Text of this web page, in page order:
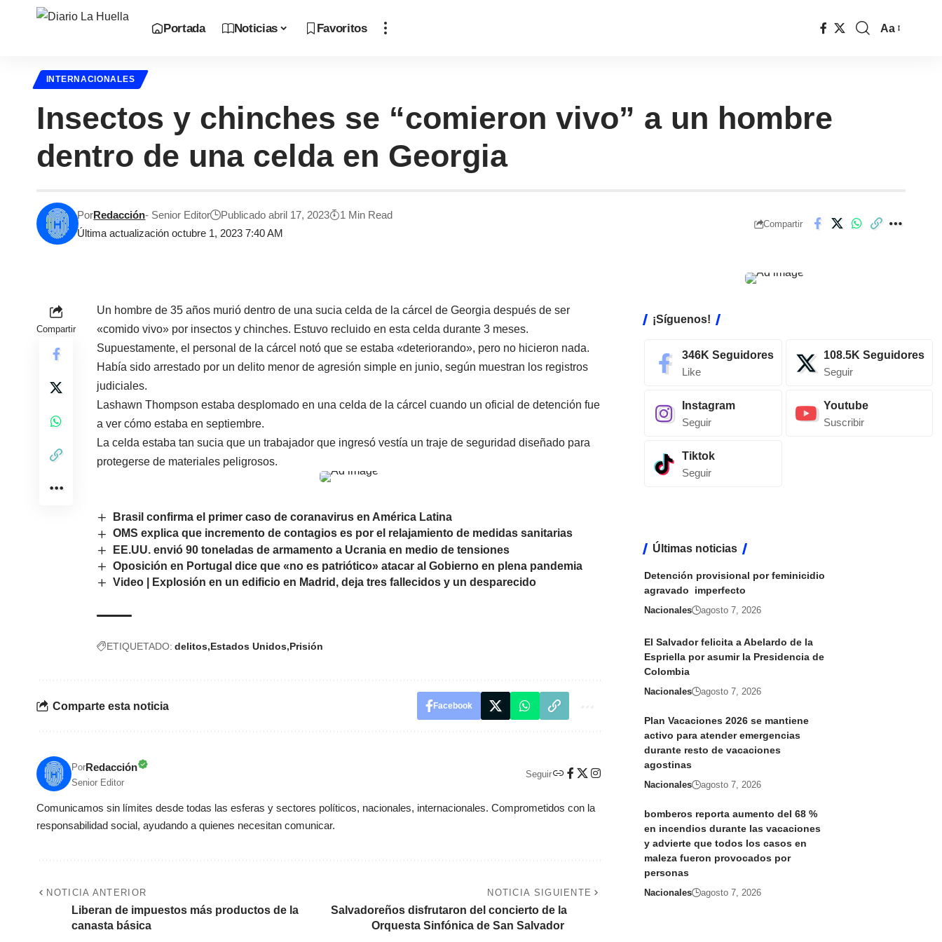
Portada Noticias Favoritos Aa
INTERNACIONALES
Insectos y chinches se “comieron vivo” a un hombre
dentro de una celda en Georgia
Última actualización octubre 1, 2023 7:40 AM
PorRedacción- Senior Editor Publicado abril 17, 2023 1 Min Read
Compartir
Compartir
Un hombre de 35 años murió dentro de una sucia celda de la cárcel de Georgia después de ser
«comido vivo» por insectos y chinches. Estuvo recluido en esta celda durante 3 meses.
Supuestamente, el personal de la cárcel notó que se estaba «deteriorando», pero no hicieron nada.
Había sido arrestado por un delito menor de agresión simple en junio, según muestran los registros
judiciales.
Lashawn Thompson estaba desplomado en una celda de la cárcel cuando un oficial de detención fue
a ver cómo estaba en septiembre.
La celda estaba tan sucia que un trabajador que ingresó vestía un traje de seguridad diseñado para
protegerse de materiales peligrosos.
Brasil confirma el primer caso de coranavirus en América Latina
OMS explica que incremento de contagios es por el relajamiento de medidas sanitarias
EE.UU. envió 90 toneladas de armamento a Ucrania en medio de tensiones
Oposición en Portugal dice que «no es patriótico» atacar al Gobierno en plena pandemia
Video | Explosión en un edificio en Madrid, deja tres fallecidos y un desparecido
ETIQUETADO: delitos Estados Unidos Prisión
Comparte esta noticia Facebook
PorRedacción
Senior Editor
Seguir
Comunicamos sin límites desde todas las esferas y sectores políticos, nacionales, internacionales. Comprometidos con la
responsabilidad social, ayudando a quienes necesitan comunicar.
NOTICIA ANTERIOR
Liberan de impuestos más productos de la
canasta básica
NOTICIA SIGUIENTE
Salvadoreños disfrutaron del concierto de la
Orquesta Sinfónica de San Salvador
¡Síguenos!
346K Seguidores
Like
108.5K Seguidores
Seguir
Instagram
Seguir
Youtube
Suscribir
Tiktok
Seguir
Últimas noticias
Detención provisional por feminicidio
agravado imperfecto
Nacionales agosto 7, 2026
El Salvador felicita a Abelardo de la
Espriella por asumir la Presidencia de
Colombia
Nacionales agosto 7, 2026
Plan Vacaciones 2026 se mantiene
activo para atender emergencias
durante resto de vacaciones
agostinas
Nacionales agosto 7, 2026
bomberos reporta aumento del 68 %
en incendios durante las vacaciones
y advierte que todos los casos en
maleza fueron provocados por
personas
Nacionales agosto 7, 2026